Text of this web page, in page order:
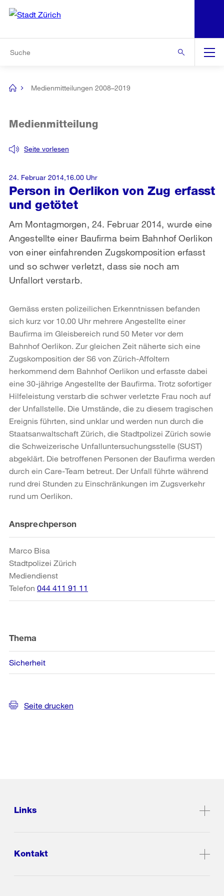
Navigation
[no
Medienmitteilungen 2008–2019
Person in Oerlikon von Zug erfasst
und getötet
Seite vorlesen
Medienmitteilung
Am Montagmorgen, 24. Februar 2014, wurde eine
Angestellte einer Baufirma beim Bahnhof Oerlikon
von einer einfahrenden Zugskomposition erfasst
und so schwer verletzt, dass sie noch am
Unfallort verstarb.
24. Februar 2014,16.00 Uhr
Gemäss ersten polizeilichen Erkenntnissen befanden
sich kurz vor 10.00 Uhr mehrere Angestellte einer
Baufirma im Gleisbereich rund 50 Meter vor dem
Bahnhof Oerlikon. Zur gleichen Zeit näherte sich eine
Zugskomposition der S6 von Zürich-Affoltern
herkommend dem Bahnhof Oerlikon und erfasste dabei
eine 30-jährige Angestellte der Baufirma. Trotz sofortiger
Hilfeleistung verstarb die schwer verletzte Frau noch auf
der Unfallstelle. Die Umstände, die zu diesem tragischen
Ereignis führten, sind unklar und werden nun durch die
Staatsanwaltschaft Zürich, die Stadtpolizei Zürich sowie
die Schweizerische Unfalluntersuchungsstelle (SUST)
abgeklärt. Die betroffenen Personen der Baufirma werden
durch ein Care-Team betreut. Der Unfall führte während
rund drei Stunden zu Einschränkungen im Zugsverkehr
rund um Oerlikon.
Weitere
Informationen
Ansprechperson
Marco Bisa
Stadtpolizei Zürich
Mediendienst
Telefon 044 411 91 11
Thema
Sicherheit
Seite drucken
Links
Kontakt